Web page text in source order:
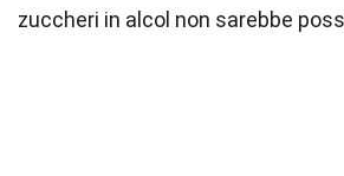
zuccheri in alcol non sarebbe